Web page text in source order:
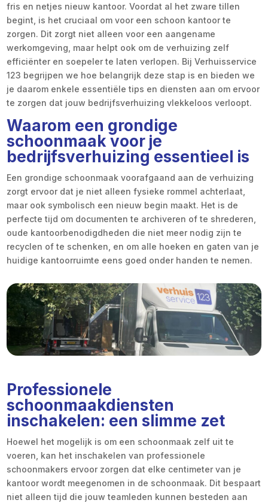
fris en netjes nieuw kantoor. Voordat al het zware tillen
begint, is het cruciaal om voor een schoon kantoor te
zorgen. Dit zorgt niet alleen voor een aangename
werkomgeving, maar helpt ook om de verhuizing zelf
efficiënter en soepeler te laten verlopen. Bij Verhuisservice
123 begrijpen we hoe belangrijk deze stap is en bieden we
je daarom enkele essentiële tips en diensten aan om ervoor
te zorgen dat jouw bedrijfsverhuizing vlekkeloos verloopt.
Waarom een grondige
schoonmaak voor je
bedrijfsverhuizing essentieel is
Een grondige schoonmaak voorafgaand aan de verhuizing
zorgt ervoor dat je niet alleen fysieke rommel achterlaat,
maar ook symbolisch een nieuw begin maakt. Het is de
perfecte tijd om documenten te archiveren of te shrederen,
oude kantoorbenodigdheden die niet meer nodig zijn te
recyclen of te schenken, en om alle hoeken en gaten van je
huidige kantoorruimte eens goed onder handen te nemen.
Professionele
schoonmaakdiensten
inschakelen: een slimme zet
Hoewel het mogelijk is om een schoonmaak zelf uit te
voeren, kan het inschakelen van professionele
schoonmakers ervoor zorgen dat elke centimeter van je
kantoor wordt meegenomen in de schoonmaak. Dit bespaart
niet alleen tijd die jouw teamleden kunnen besteden aan